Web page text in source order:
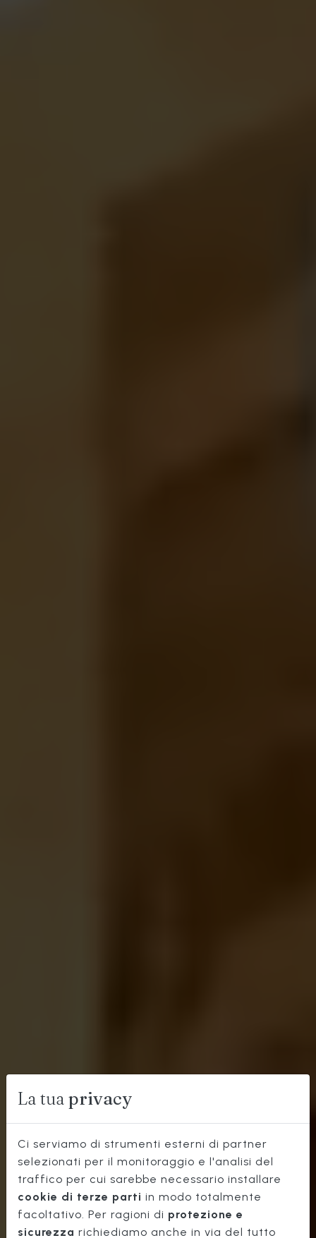
OSTERIA
TOSCANA
La tua privacy
Ci serviamo di strumenti esterni di partner
selezionati per il monitoraggio e l'analisi del
traffico per cui sarebbe necessario installare
cookie di terze parti in modo totalmente
facoltativo. Per ragioni di protezione e
sicurezza richiediamo anche in via del tutto